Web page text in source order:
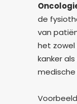
de
van
het
kanker